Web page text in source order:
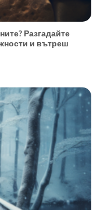
Разгадайте
и вътреш